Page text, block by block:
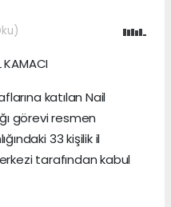
KAMACI
katılan Nail
görevi resmen
33 kişilik il
tarafından kabul